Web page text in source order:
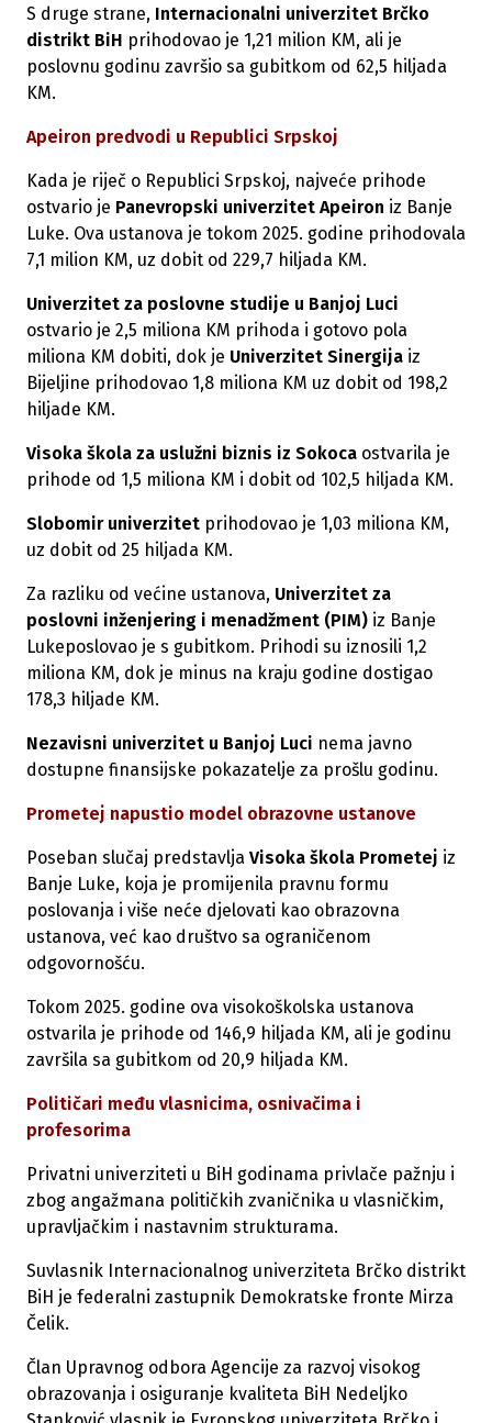
S druge strane, Internacionalni univerzitet Brčko
distrikt BiH prihodovao je 1,21 milion KM, ali je
poslovnu godinu završio sa gubitkom od 62,5 hiljada
KM.
Apeiron predvodi u Republici Srpskoj
Kada je riječ o Republici Srpskoj, najveće prihode
ostvario je Panevropski univerzitet Apeiron iz Banje
Luke. Ova ustanova je tokom 2025. godine prihodovala
7,1 milion KM, uz dobit od 229,7 hiljada KM.
Univerzitet za poslovne studije u Banjoj Luci
ostvario je 2,5 miliona KM prihoda i gotovo pola
miliona KM dobiti, dok je Univerzitet Sinergija iz
Bijeljine prihodovao 1,8 miliona KM uz dobit od 198,2
hiljade KM.
Visoka škola za uslužni biznis iz Sokoca ostvarila je
prihode od 1,5 miliona KM i dobit od 102,5 hiljada KM.
Slobomir univerzitet prihodovao je 1,03 miliona KM,
uz dobit od 25 hiljada KM.
Za razliku od većine ustanova, Univerzitet za
poslovni inženjering i menadžment (PIM) iz Banje
Lukeposlovao je s gubitkom. Prihodi su iznosili 1,2
miliona KM, dok je minus na kraju godine dostigao
178,3 hiljade KM.
Nezavisni univerzitet u Banjoj Luci nema javno
dostupne finansijske pokazatelje za prošlu godinu.
Prometej napustio model obrazovne ustanove
Poseban slučaj predstavlja Visoka škola Prometej iz
Banje Luke, koja je promijenila pravnu formu
poslovanja i više neće djelovati kao obrazovna
ustanova, već kao društvo sa ograničenom
odgovornošću.
Tokom 2025. godine ova visokoškolska ustanova
ostvarila je prihode od 146,9 hiljada KM, ali je godinu
završila sa gubitkom od 20,9 hiljada KM.
Političari među vlasnicima, osnivačima i
profesorima
Privatni univerziteti u BiH godinama privlače pažnju i
zbog angažmana političkih zvaničnika u vlasničkim,
upravljačkim i nastavnim strukturama.
Suvlasnik Internacionalnog univerziteta Brčko distrikt
BiH je federalni zastupnik Demokratske fronte Mirza
Čelik.
Član Upravnog odbora Agencije za razvoj visokog
obrazovanja i osiguranje kvaliteta BiH Nedeljko